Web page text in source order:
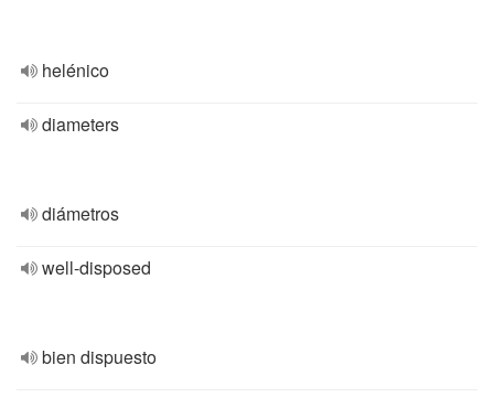
helénico
diameters
diámetros
well-disposed
bien dispuesto